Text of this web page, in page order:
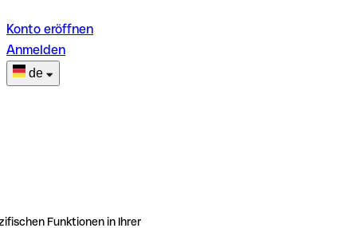
Konto eröffnen
Anmelden
de
Funktionen in Ihrer